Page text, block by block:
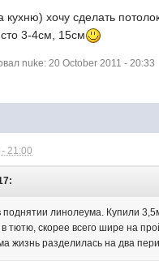
хочу сделать
3-4см, 15см
nuke: 20 October 2011 - 20:33
21:00
поднятии линолеума. Купили
тютю, скорее всего шире на
жизнь разделилась на два